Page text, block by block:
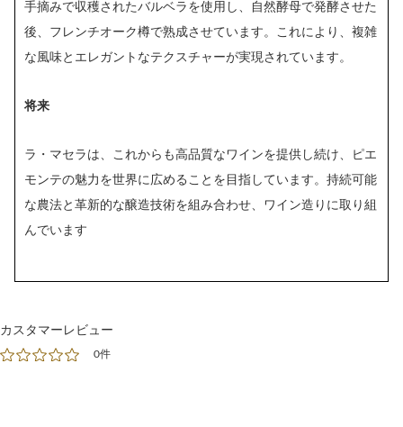
手摘みで収穫されたバルベラを使用し、自然酵母で発酵させた
後、フレンチオーク樽で熟成させています。これにより、複雑
な風味とエレガントなテクスチャーが実現されています。
将来
ラ・マセラは、これからも高品質なワインを提供し続け、ピエ
モンテの魅力を世界に広めることを目指しています。持続可能
な農法と革新的な醸造技術を組み合わせ、ワイン造りに取り組
んでいます
カスタマーレビュー
0件